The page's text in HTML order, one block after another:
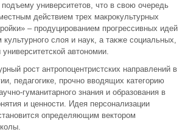
подъему университетов, что в свою очередь
действием трех макрокультурных
– продуцированием прогрессивных идей
слоя и наук, а также социальных,
автономии.
рост антропоцентристских направлений в
педагогике, прочно вводящих категорию
гуманитарного знания и образования в
и ценности. Идея персонализации
определяющим вектором